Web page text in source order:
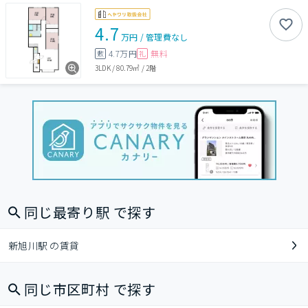
4.7 万円 /管理費なし
敷 4.7万円 礼 無料
3LDK/80.79㎡ /2階
同じ最寄り駅 で探す
新旭川駅 の賃貸
同じ市区町村 で探す